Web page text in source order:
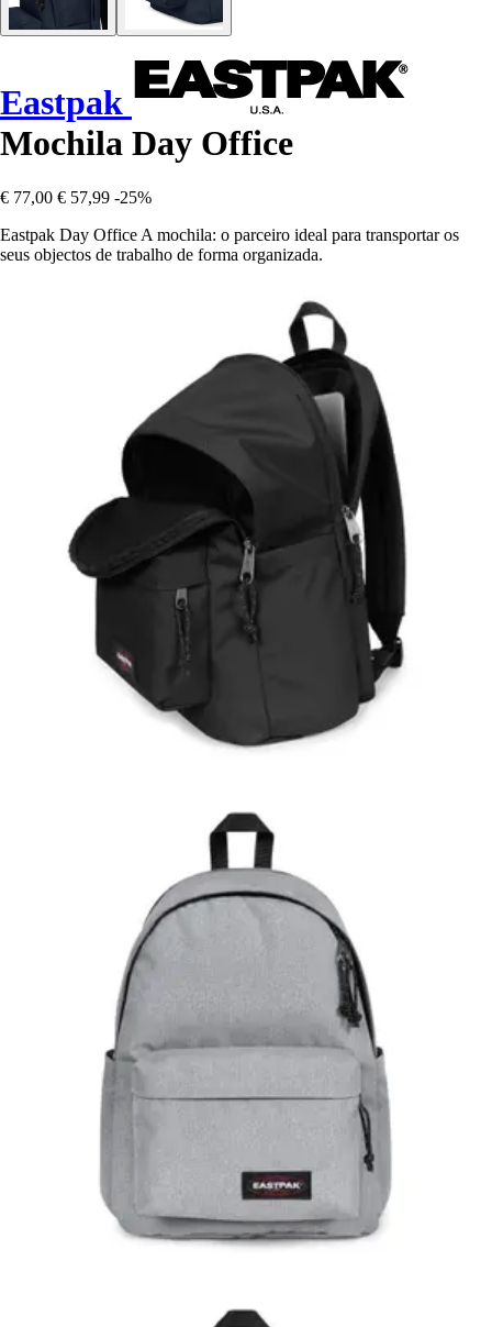
Eastpak
Mochila Day Office
€ 77,00 € 57,99 -25%
Eastpak Day Office A mochila: o parceiro ideal para transportar os
seus objectos de trabalho de forma organizada.